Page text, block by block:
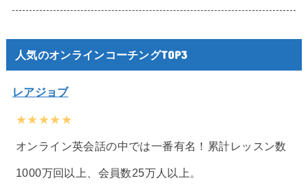
人気のオンラインコーチングTOP3
レアジョブ
★★★★★
オンライン英会話の中では一番有名！累計レッスン数
1000万回以上、会員数25万人以上。